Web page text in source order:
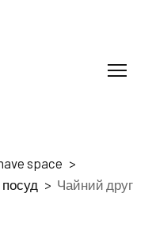
space
Чайний друг